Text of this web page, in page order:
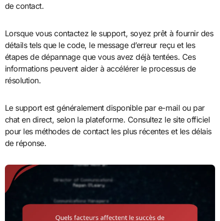
de contact.
Lorsque vous contactez le support, soyez prêt à fournir des
détails tels que le code, le message d’erreur reçu et les
étapes de dépannage que vous avez déjà tentées. Ces
informations peuvent aider à accélérer le processus de
résolution.
Le support est généralement disponible par e-mail ou par
chat en direct, selon la plateforme. Consultez le site officiel
pour les méthodes de contact les plus récentes et les délais
de réponse.